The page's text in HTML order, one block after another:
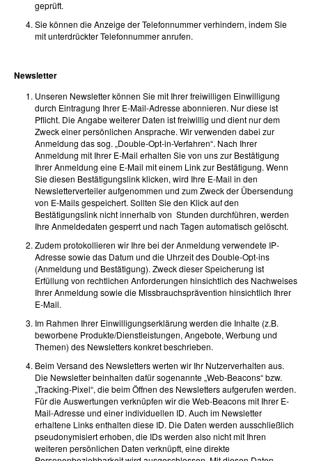
geprüft.
Sie können die Anzeige der Telefonnummer verhindern, indem Sie
mit unterdrückter Telefonnummer anrufen.
Newsletter
Unseren Newsletter können Sie mit Ihrer freiwilligen Einwilligung
durch Eintragung Ihrer E-Mail-Adresse abonnieren. Nur diese ist
Pflicht. Die Angabe weiterer Daten ist freiwillig und dient nur dem
Zweck einer persönlichen Ansprache. Wir verwenden dabei zur
Anmeldung das sog. „Double-Opt-in-Verfahren“. Nach Ihrer
Anmeldung mit Ihrer E-Mail erhalten Sie von uns zur Bestätigung
Ihrer Anmeldung eine E-Mail mit einem Link zur Bestätigung. Wenn
Sie diesen Bestätigungslink klicken, wird Ihre E-Mail in den
Newsletterverteiler aufgenommen und zum Zweck der Übersendung
von E-Mails gespeichert. Sollten Sie den Klick auf den
Bestätigungslink nicht innerhalb von Stunden durchführen, werden
Ihre Anmeldedaten gesperrt und nach Tagen automatisch gelöscht.
Zudem protokollieren wir Ihre bei der Anmeldung verwendete IP-
Adresse sowie das Datum und die Uhrzeit des Double-Opt-ins
(Anmeldung und Bestätigung). Zweck dieser Speicherung ist
Erfüllung von rechtlichen Anforderungen hinsichtlich des Nachweises
Ihrer Anmeldung sowie die Missbrauchsprävention hinsichtlich Ihrer
E-Mail.
Im Rahmen Ihrer Einwilligungserklärung werden die Inhalte (z.B.
beworbene Produkte/Dienstleistungen, Angebote, Werbung und
Themen) des Newsletters konkret beschrieben.
Beim Versand des Newsletters werten wir Ihr Nutzerverhalten aus.
Die Newsletter beinhalten dafür sogenannte „Web-Beacons“ bzw.
„Tracking-Pixel“, die beim Öffnen des Newsletters aufgerufen werden.
Für die Auswertungen verknüpfen wir die Web-Beacons mit Ihrer E-
Mail-Adresse und einer individuellen ID. Auch im Newsletter
erhaltene Links enthalten diese ID. Die Daten werden ausschließlich
pseudonymisiert erhoben, die IDs werden also nicht mit Ihren
weiteren persönlichen Daten verknüpft, eine direkte